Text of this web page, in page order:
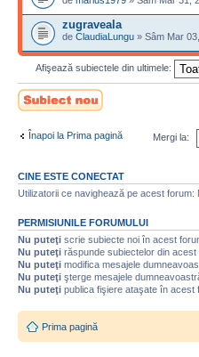
zugraveala
de ClaudiaLungu » Sâm Mar
Afişează subiectele din ultimele:
Scrie un subiect
nou
Înapoi la Prima pagină Mergi la:
CINE ESTE CONECTAT
Utilizatorii ce navighează pe acest
PERMISIUNILE FORUMULUI
Nu puteţi scrie subiecte noi în acest
Nu puteţi răspunde subiectelor din acest
Nu puteţi modifica mesajele
Nu puteţi şterge mesajele
Nu puteţi publica fişiere ataşate în acest
Prima pagină